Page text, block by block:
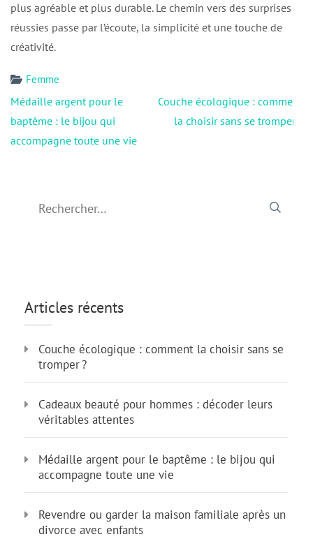
plus agréable et plus durable. Le chemin vers des surprises
réussies passe par l’écoute, la simplicité et une touche de
créativité.
Femme
Navigation
de
l’article
Médaille argent pour le
baptême : le bijou qui
accompagne toute une vie
Couche écologique : comment
la choisir sans se tromper ?
Articles récents
Couche écologique : comment la choisir sans se
tromper ?
Cadeaux beauté pour hommes : décoder leurs
véritables attentes
Médaille argent pour le baptême : le bijou qui
accompagne toute une vie
Revendre ou garder la maison familiale après un
divorce avec enfants